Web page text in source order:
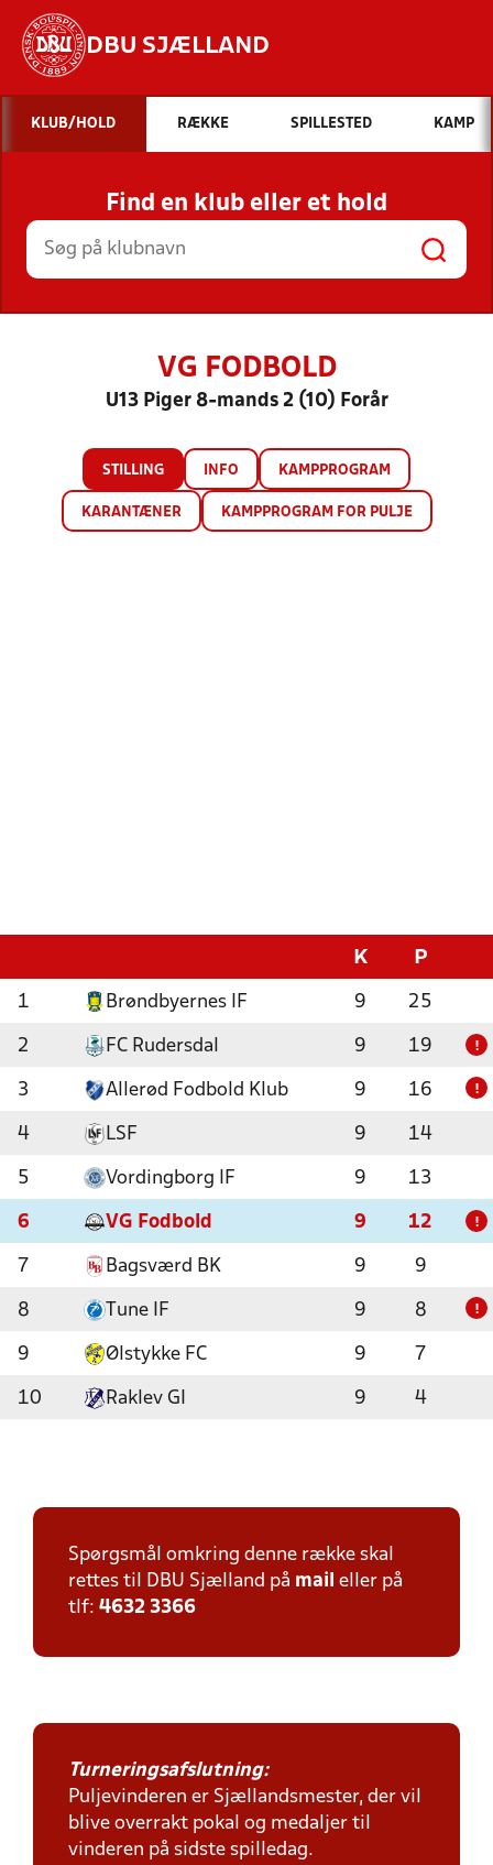
DBU SJÆLLAND
Hvad vil du søge efter?
INDHOLD OG NYHEDER
STILLINGER, RESULTATER, KLUBBER OG
HOLD
KLUB/HOLD RÆKKE SPILLESTED KAMP
Find en klub eller et hold
VG FODBOLD
U13 Piger 8-mands 2 (10) Forår
STILLING INFO KAMPPROGRAM
KARANTÆNER KAMPPROGRAM FOR PULJE
K P
1 Brøndbyernes IF 9 25
2 FC Rudersdal 9 19 !
3 Allerød Fodbold Klub 9 16 !
4 LSF 9 14
5 Vordingborg IF 9 13
6 VG Fodbold 9 12 !
7 Bagsværd BK 9 9
8 Tune IF 9 8 !
9 Ølstykke FC 9 7
10 Raklev GI 9 4
Spørgsmål omkring denne række skal
rettes til DBU Sjælland på mail eller på
tlf: 4632 3366
Turneringsafslutning:
Puljevinderen er Sjællandsmester, der vil
blive overrakt pokal og medaljer til
vinderen på sidste spilledag.